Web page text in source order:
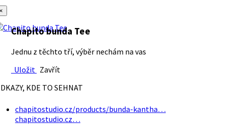
Chapito bunda Tee
Jednu z těchto tří, výběr nechám na vas
Uložit Zavřít
KDE TO SEHNAT
chapitostudio.cz/products/bunda-kantha…
chapitostudio.cz…